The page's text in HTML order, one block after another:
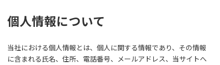
個人情報について
当社における個人情報とは、個人に関する情報であり、その情報
に含まれる氏名、住所、電話番号、メールアドレス、当サイトへ